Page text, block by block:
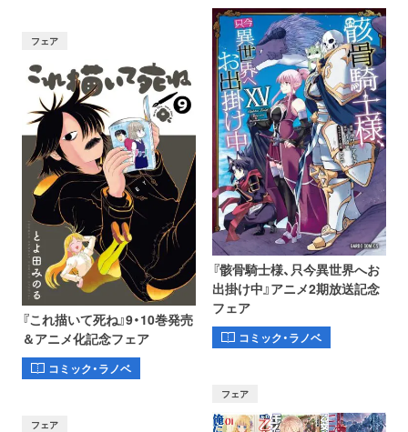
フェア
『これ描いて死ね』9・10巻発売
＆アニメ化記念フェア
コミック・ラノベ
『骸骨騎士様、只今異世界へお
出掛け中』アニメ2期放送記念
フェア
コミック・ラノベ
フェア
フェア